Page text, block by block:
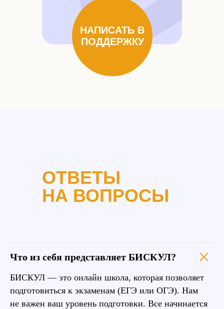
НАПИСАТЬ В
ПОДДЕРЖКУ
ОТВЕТЫ
НА ВОПРОСЫ
Что из себя представляет БИСКУЛ?
БИСКУЛ — это онлайн школа, которая позволяет
подготовиться к экзаменам (ЕГЭ или ОГЭ). Нам
не важен ваш уровень подготовки. Все начинается